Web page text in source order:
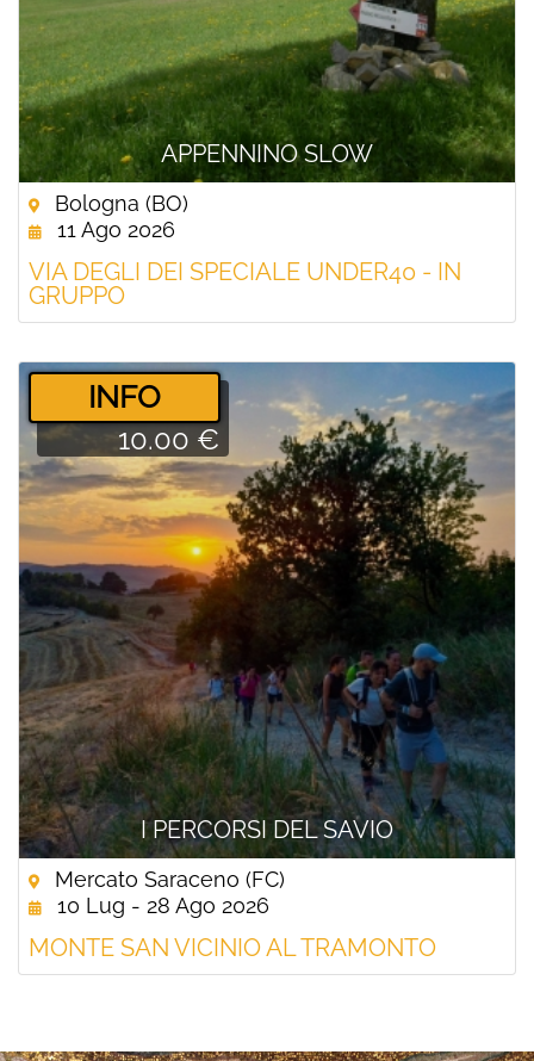
APPENNINO SLOW
Bologna (BO)
11 Ago 2026
VIA DEGLI DEI SPECIALE UNDER40 - IN
GRUPPO
I PERCORSI DEL SAVIO
­INFO
10.00 €
Mercato Saraceno (FC)
10 Lug - 28 Ago 2026
MONTE SAN VICINIO AL TRAMONTO